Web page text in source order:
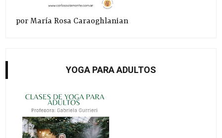
por María Rosa Caraoghlanian
YOGA PARA ADULTOS